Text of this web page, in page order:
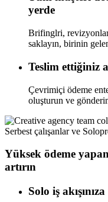
yerde
Brifinglri,
saklayın, birinin
Teslim ettiğiniz
Çevrimiçi ödeme
oluşturun ve
Serbest çalışanlar ve
Yüksek ödeme
artırın
Solo iş